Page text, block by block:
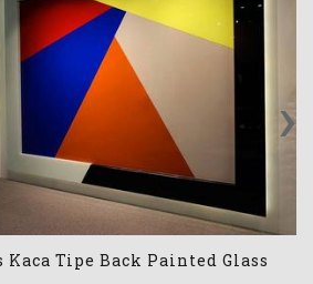
Tipe Back Painted Glass
›